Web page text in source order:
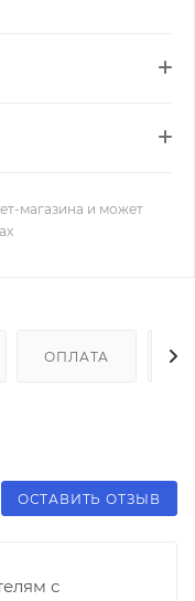
магазина и может
ОПЛАТА
ОСТАВИТЬ ОТЗЫВ
с